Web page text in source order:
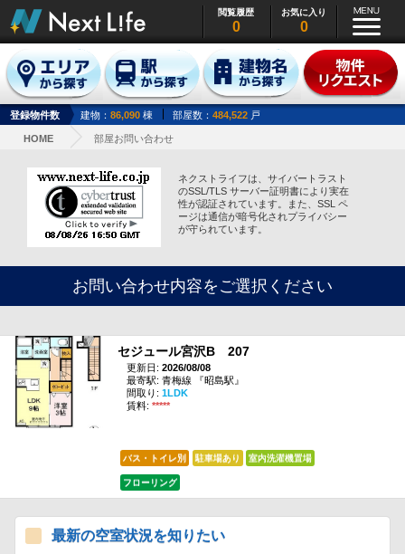
閲覧履歴
0
お気に入り
0
登録物件数 建物： 86,090 棟 部屋数： 484,522 戸
HOME 部屋お問い合わせ
ネクストライフは、サイバートラスト
のSSL/TLS サーバー証明書により実在
性が認証されています。また、SSL ペ
ージは通信が暗号化されプライバシー
が守られています。
お問い合わせ内容をご選択ください
セジュール宮沢B 207
更新日: 2026/08/08
最寄駅: 青梅線 『昭島駅』
間取り: 1LDK
賃料: *****
バス・トイレ別 駐車場あり 室内洗濯機置場
フローリング
最新の空室状況を知りたい